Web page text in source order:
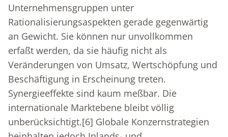
Unternehmensgruppen unter
Rationalisierungsaspekten gerade gegenwärtig
an Gewicht. Sie können nur unvollkommen
erfaßt werden, da sie häufig nicht als
Veränderungen von Umsatz, Wertschöpfung und
Beschäftigung in Erscheinung treten.
Synergieeffekte sind kaum meßbar. Die
internationale Marktebene bleibt völlig
unberücksichtigt.[6] Globale Konzernstrategien